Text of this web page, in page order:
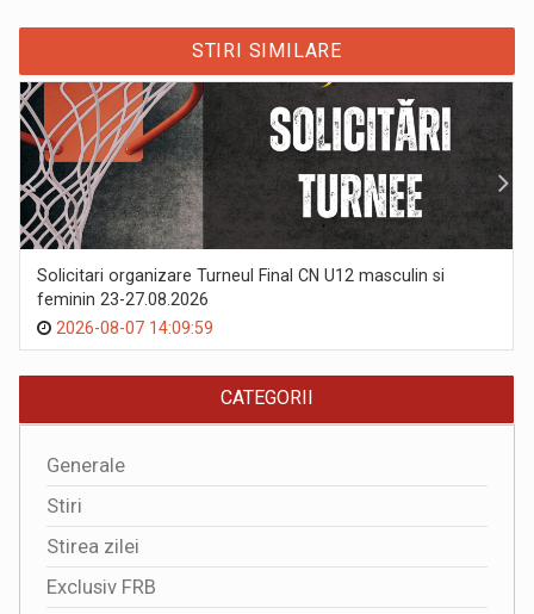
STIRI SIMILARE
Solicitari organizare Turneul Final CN U12 masculin si
feminin 23-27.08.2026
2026-08-07 14:09:59
CATEGORII
Generale
Stiri
Stirea zilei
Exclusiv FRB